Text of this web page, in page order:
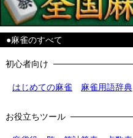
●麻雀のすべて
初心者向け
はじめての麻雀 麻雀用語辞典
お役立ちツール